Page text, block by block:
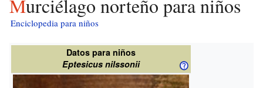
Murciélago norteño para niños
Enciclopedia para niños
Datos para niños
Eptesicus nilssonii